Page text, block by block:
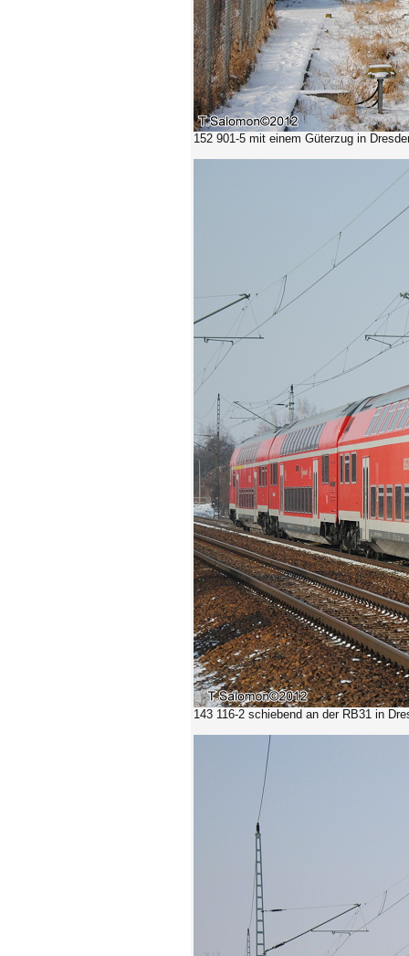
152 901-5 mit einem Güterzug in
143 116-2 schiebend an der RB31 in